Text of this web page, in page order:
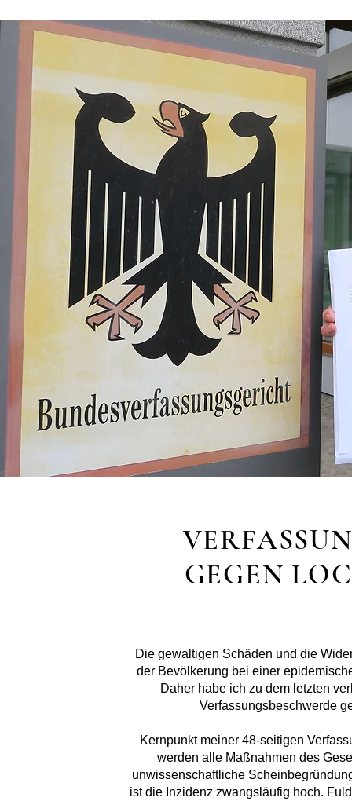
GEGEN
Die gewaltigen Schäden und die
der Bevölkerung bei einer
Daher habe ich zu dem letzten
Verfassungsbeschwerde
Kernpunkt meiner 48-seitigen
werden alle Maßnahmen des
unwissenschaftliche
ist die Inzidenz zwangsläufig hoch.